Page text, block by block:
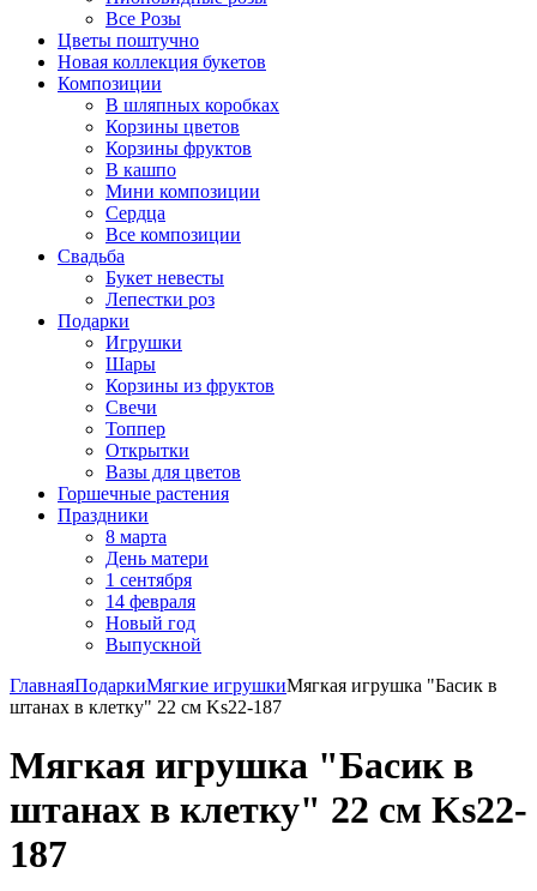
Все Розы
Цветы поштучно
Новая коллекция букетов
Композиции
В шляпных коробках
Корзины цветов
Корзины фруктов
В кашпо
Мини композиции
Сердца
Все композиции
Свадьба
Букет невесты
Лепестки роз
Подарки
Игрушки
Шары
Корзины из фруктов
Свечи
Топпер
Открытки
Вазы для цветов
Горшечные растения
Праздники
8 марта
День матери
1 сентября
14 февраля
Новый год
Выпускной
ГлавнаяПодаркиМягкие игрушкиМягкая игрушка "Басик в
штанах в клетку" 22 см Ks22-187
Мягкая игрушка "Басик в
штанах в клетку" 22 см Ks22-
187